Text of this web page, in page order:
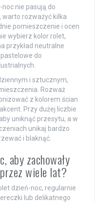
nie pasują do
rozważyć kilka
pomieszczenie i ocen
wybierz kolor rolet,
przykład neutralne
do
i sztucznym,
Rozważ
z kolorem ścian
Przy dużej liczbie
uniknąć przesytu, a w
unikaj bardzo
i blaknąć.
aby zachowały
wiele lat?
dzień-noc, regularnie
lub delikatnego